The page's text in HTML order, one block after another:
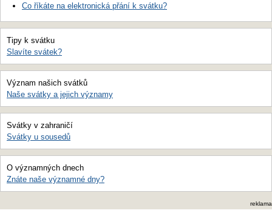
Co říkáte na elektronická přání k svátku?
Tipy k svátku
Slavíte svátek?
Význam našich svátků
Naše svátky a jejich významy
Svátky v zahraničí
Svátky u sousedů
O významných dnech
Znáte naše významné dny?
reklama